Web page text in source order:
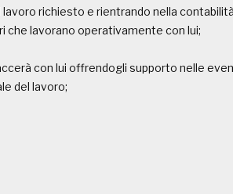
richiesto e rientrando nella
che lavorano operativamente con lui;
con lui offrendogli supporto nelle
del lavoro;